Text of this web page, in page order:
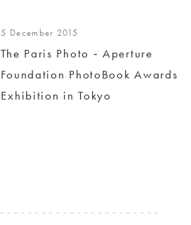
5 December 2015
The Paris Photo ‐ Aperture
Foundation PhotoBook Awards
Exhibition in Tokyo